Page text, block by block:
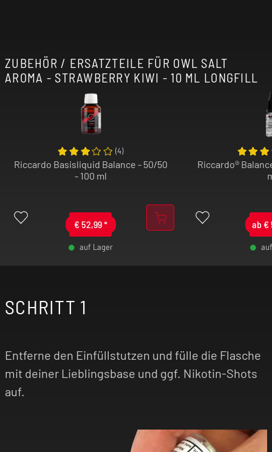
ZUBEHÖR / ERSATZTEILE FÜR OWL SALT
AROMA - STRAWBERRY KIWI - 10 ML LONGFILL
€ 52,99*
auf Lager
(4)
Riccardo Basisliquid Balance - 50/50
- 100 ml
ab €
Riccardo®
SCHRITT 1
Entferne den Einfüllstutzen und fülle die Flasche
mit deiner Lieblingsbase und ggf. Nikotin-Shots
auf.